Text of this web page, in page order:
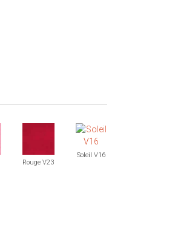
Rouge V23
Soleil V16